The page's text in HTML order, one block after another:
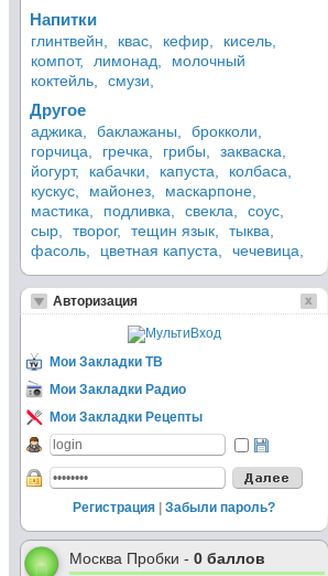
Напитки
глинтвейн, квас, кефир,
кисель,
компот,
лимонад,
молочный
коктейль,
смузи,
Другое
аджика, баклажаны,
брокколи,
горчица,
гречка, грибы,
закваска,
йогурт,
кабачки, капуста,
колбаса,
кускус,
майонез,
маскарпоне,
мастика,
подливка, свекла,
соус,
сыр,
творог, тещин язык,
тыква,
фасоль,
цветная капуста, чечевица,
Авторизация
Мои Закладки ТВ
Мои Закладки Радио
Мои Закладки Рецепты
Регистрация Забыли пароль?
Москва Пробки - 0 баллов